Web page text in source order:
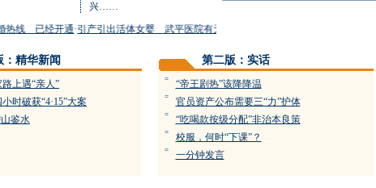
兴……
线 已经开通·引产引出活体女婴 武平医院有无责任
：精华新闻
上遇“亲人”
时破获“4·15”大案
鉴水
第二版：实话
= “帝王剧热”该降降温
= 官员资产公布需要三“力”护体
= “吃喝款按级分配”非治本良策
= 校服，何时“下课”？
= 一分钟发言